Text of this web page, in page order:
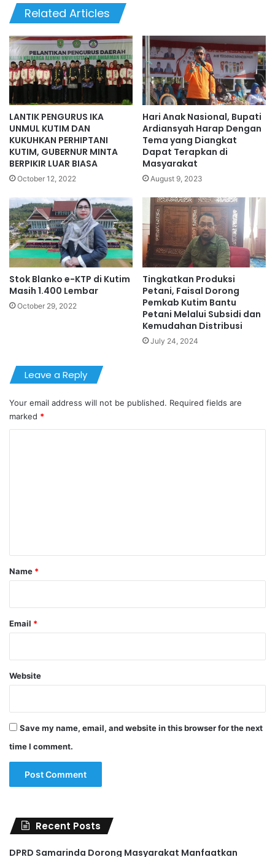
Related Articles
LANTIK PENGURUS IKA
UNMUL KUTIM DAN
KUKUHKAN PERHIPTANI
KUTIM, GUBERNUR MINTA
BERPIKIR LUAR BIASA
October 12, 2022
Hari Anak Nasional, Bupati
Ardiansyah Harap Dengan
Tema yang Diangkat
Dapat Terapkan di
Masyarakat
August 9, 2023
Stok Blanko e-KTP di Kutim
Masih 1.400 Lembar
October 29, 2022
Tingkatkan Produksi
Petani, Faisal Dorong
Pemkab Kutim Bantu
Petani Melalui Subsidi dan
Kemudahan Distribusi
July 24, 2024
Leave a Reply
Your email address will not be published. Required fields are
marked *
*
Name *
Email *
Website
Save my name, email, and website in this browser for the next
time I comment.
Recent Posts
DPRD Samarinda Dorong Masyarakat Manfaatkan